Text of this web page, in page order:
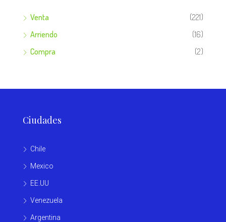
Venta
(221)
Arriendo
(16)
Compra
(2)
Ciudades
Chile
Mexico
EE.UU
Venezuela
Argentina